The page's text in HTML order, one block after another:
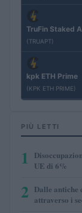
TruFin Staked
(TRUAPT)
kpk ETH Prime
(KPK ETH PRIME)
PIÙ LETTI
1
UE di 6%
2 Dalle antiche
attraverso i